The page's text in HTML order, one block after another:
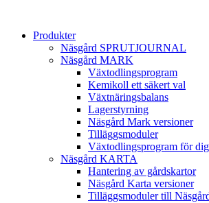
Produkter
Näsgård SPRUTJOURNAL
Näsgård MARK
Växtodlingsprogram
Kemikoll ett säkert val
Växtnäringsbalans
Lagerstyrning
Näsgård Mark versioner
Tilläggsmoduler
Växtodlingsprogram för dig
Näsgård KARTA
Hantering av gårdskartor
Näsgård Karta versioner
Tilläggsmoduler till